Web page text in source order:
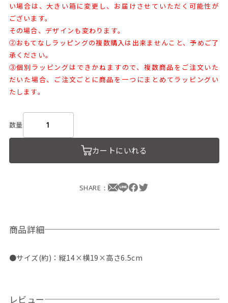
い場合は、大きい箱に変更し、お届けさせていただく可能性が
ございます。
その場合、デザインも変わります。
②おもてなしラッピングの複数購入は出来ませんこと、予めご了
承ください。
③個別ラッピングはできかねますので、複数商品をご注文いた
だいた場合、ご注文ごとに商品を一つにまとめてラッピングい
たします。
数量
カートにいれる
SHARE：
商品詳細
●サイズ(約)：縦14×横19×高さ6.5cm
レビュー